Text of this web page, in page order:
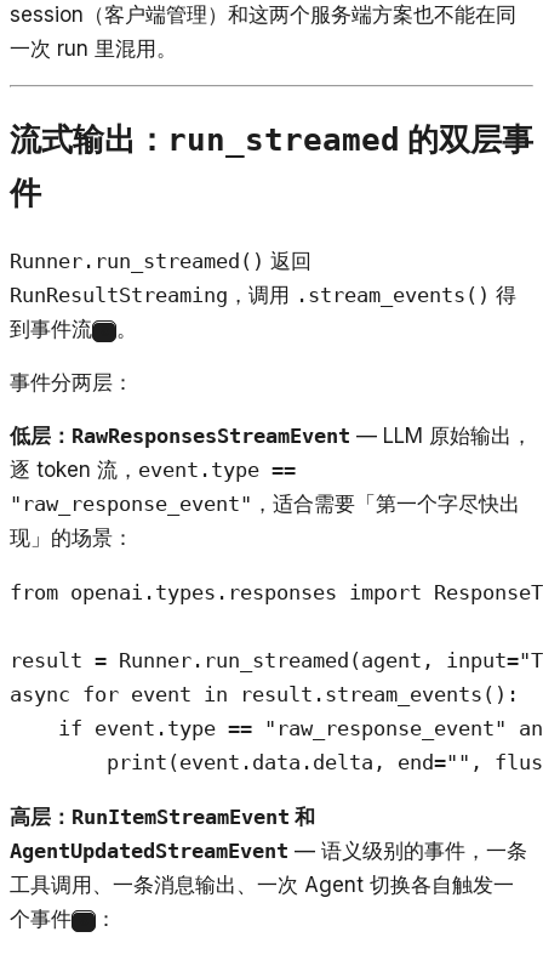
session（客户端管理）和这两个服务端方案也不能在同
一次 run 里混用。
流式输出： run_streamed 的双层事
件
Runner.run_streamed() 返回
RunResultStreaming ，调用 .stream_events() 得
到事件流
。
事件分两层：
低层： RawResponsesStreamEvent — LLM 原始输出，
逐 token 流， event.type ==
"raw_response_event" ，适合需要「第一个字尽快出
现」的场景：
from openai.types.responses import
result = Runner.run_streamed(agent,
async for event in result.stream_events():
if event.type == "raw_response_event"
print(event.data.delta, end="",
高层： RunItemStreamEvent 和
AgentUpdatedStreamEvent — 语义级别的事件，一条
工具调用、一条消息输出、一次 Agent 切换各自触发一
个事件
：